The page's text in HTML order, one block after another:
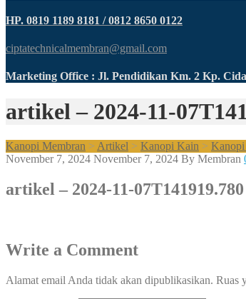
HP. 0819 1189 8181 / 0812 8650 0122
ciptatechnicalmembran@gmail.com
Marketing Office : Jl. Pendidikan Km. 2 Kp.
artikel – 2024-11-
Kanopi Membran > Artikel > Kanopi Kain > Kanopi
November 7, 2024 November 7, 2024 By Membran
artikel – 2024-11-07T141919.780
Write a Comment
Alamat email Anda tidak akan dipublikasikan. Ruas